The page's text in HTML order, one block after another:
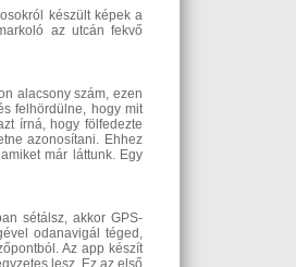
készült képek a
az utcán fekvő
alacsony szám, ezen
felhördülne, hogy mit
írná, hogy fölfedezte
azonosítani. Ehhez
már láttunk. Egy
sétálsz, akkor GPS-
odanavigál téged,
Az app készít
lesz. Ez az első